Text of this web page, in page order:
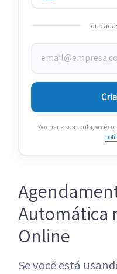
ou
Ao criar a sua conta, você
Automática
Online
Se você está